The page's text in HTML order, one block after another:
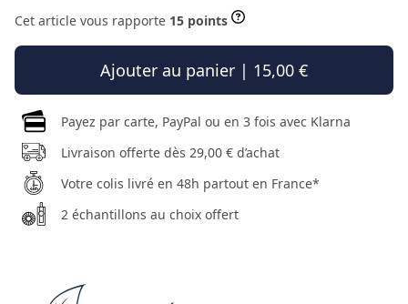
Cet article vous rapporte 15 points
Ajouter au panier | 15,00 €
Payez par carte, PayPal ou en 3 fois avec Klarna
Livraison offerte dès 29,00 € d’achat
Votre colis livré en 48h partout en France*
2 échantillons au choix offert